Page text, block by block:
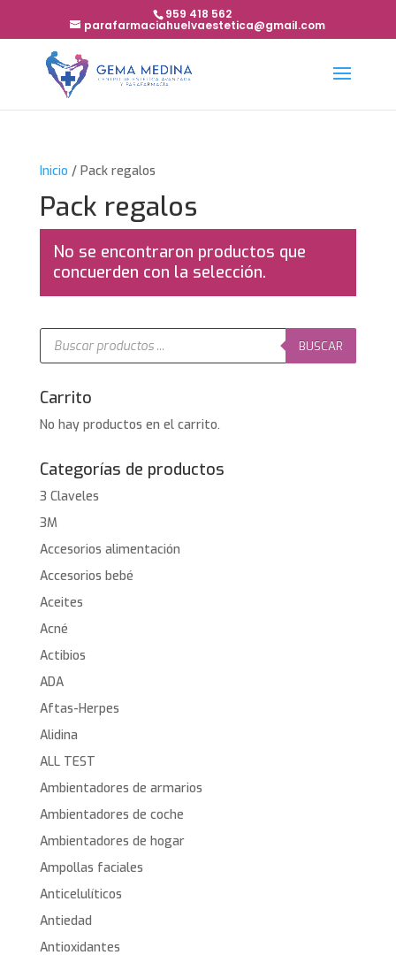
959 418 562
parafarmaciahuelvaestetica@gmail.com
Inicio / Pack regalos
Pack regalos
No se encontraron productos que
concuerden con la selección.
Búsqueda
productos
BUSCAR
Carrito
No hay productos en el carrito.
Categorías de productos
3 Claveles
3M
Accesorios alimentación
Accesorios bebé
Aceites
Acné
Actibios
ADA
Aftas-Herpes
Alidina
ALL TEST
Ambientadores de armarios
Ambientadores de coche
Ambientadores de hogar
Ampollas faciales
Anticelulíticos
Antiedad
Antioxidantes